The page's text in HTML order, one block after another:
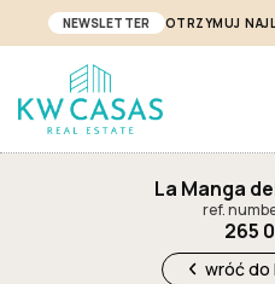
NEWSLETTER OTRZYMUJ
La Manga
ref.
265
wróć do